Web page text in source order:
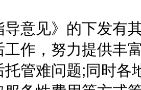
见》的下发有其
工作，努力提供丰
托管难问题;同时各